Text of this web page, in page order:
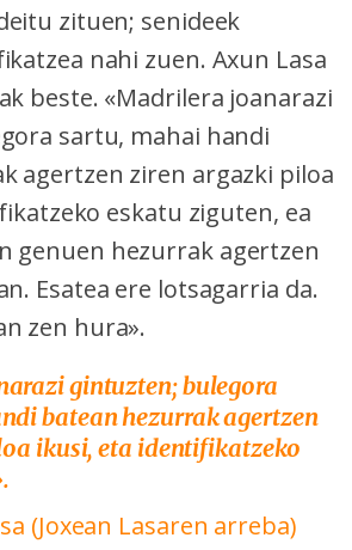
zituen; senideek
nahi zuen. Axun Lasa
beste. «Madrilera joanarazi
sartu, mahai handi
agertzen ziren argazki piloa
eskatu ziguten, ea
genuen hezurrak agertzen
Esatea ere lotsagarria da.
zen hura».
gintuzten; bulegora
batean hezurrak agertzen
ikusi, eta identifikatzeko
(Joxean Lasaren arreba)